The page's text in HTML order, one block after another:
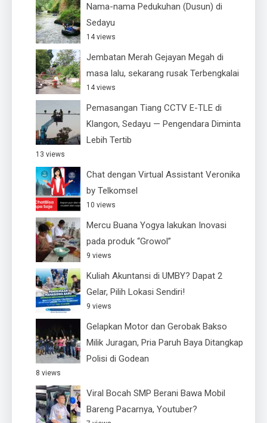
Nama-nama Pedukuhan (Dusun) di
Sedayu
14 views
Jembatan Merah Gejayan Megah di
masa lalu, sekarang rusak Terbengkalai
14 views
Pemasangan Tiang CCTV E-TLE di
Klangon, Sedayu — Pengendara Diminta
Lebih Tertib
13 views
Chat dengan Virtual Assistant Veronika
by Telkomsel
10 views
Mercu Buana Yogya lakukan Inovasi
pada produk “Growol”
9 views
Kuliah Akuntansi di UMBY? Dapat 2
Gelar, Pilih Lokasi Sendiri!
9 views
Gelapkan Motor dan Gerobak Bakso
Milik Juragan, Pria Paruh Baya Ditangkap
Polisi di Godean
8 views
Viral Bocah SMP Berani Bawa Mobil
Bareng Pacarnya, Youtuber?